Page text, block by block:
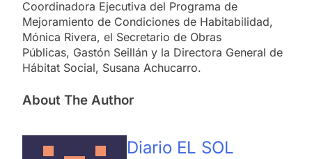
Coordinadora Ejecutiva del Programa de
Mejoramiento de Condiciones de Habitabilidad,
Mónica Rivera, el Secretario de Obras
Públicas, Gastón Seillán y la Directora General de
Hábitat Social, Susana Achucarro.
About The Author
Diario EL SOL